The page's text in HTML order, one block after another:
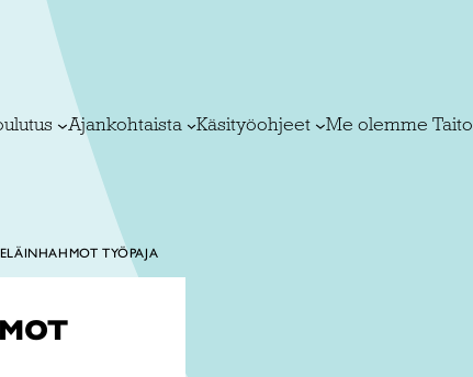
Ajankohtaista Käsityöohjeet Me olemme Taito
TYÖPAJA